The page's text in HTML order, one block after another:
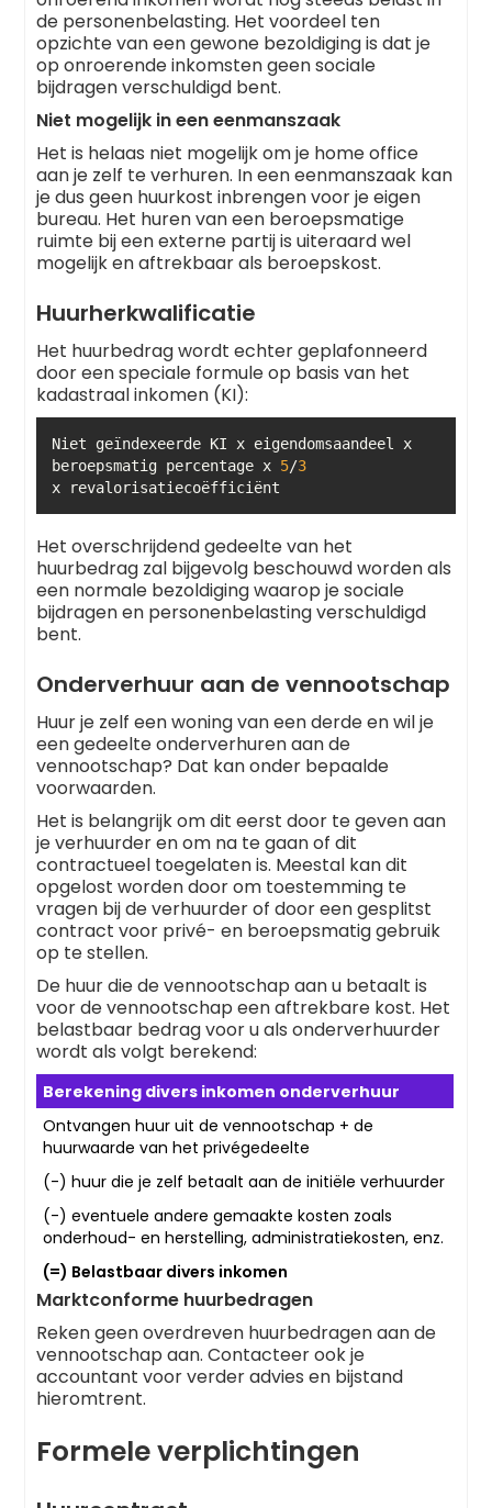
de personenbelasting. Het voordeel ten
opzichte van een gewone bezoldiging is dat je
op onroerende inkomsten geen sociale
bijdragen verschuldigd bent.
Niet mogelijk in een eenmanszaak
Het is helaas niet mogelijk om je home office
aan je zelf te verhuren. In een eenmanszaak kan
je dus geen huurkost inbrengen voor je eigen
bureau. Het huren van een beroepsmatige
ruimte bij een externe partij is uiteraard wel
mogelijk en aftrekbaar als beroepskost.
Huurherkwalificatie
Het huurbedrag wordt echter geplafonneerd
door een speciale formule op basis van het
kadastraal inkomen (KI):
Niet geïndexeerde KI x eigendomsaandeel x
beroepsmatig percentage x 5/3
x revalorisatiecoëfficiënt
Het overschrijdend gedeelte van het
huurbedrag zal bijgevolg beschouwd worden als
een normale bezoldiging waarop je sociale
bijdragen en personenbelasting verschuldigd
bent.
Onderverhuur aan de vennootschap
Huur je zelf een woning van een derde en wil je
een gedeelte onderverhuren aan de
vennootschap? Dat kan onder bepaalde
voorwaarden.
Het is belangrijk om dit eerst door te geven aan
je verhuurder en om na te gaan of dit
contractueel toegelaten is. Meestal kan dit
opgelost worden door om toestemming te
vragen bij de verhuurder of door een gesplitst
contract voor privé- en beroepsmatig gebruik
op te stellen.
De huur die de vennootschap aan u betaalt is
voor de vennootschap een aftrekbare kost. Het
belastbaar bedrag voor u als onderverhuurder
wordt als volgt berekend:
Berekening divers inkomen onderverhuur
Ontvangen huur uit de vennootschap + de
huurwaarde van het privégedeelte
(-) huur die je zelf betaalt aan de initiële verhuurder
(-) eventuele andere gemaakte kosten zoals
onderhoud- en herstelling, administratiekosten, enz.
(=) Belastbaar divers inkomen
Marktconforme huurbedragen
Reken geen overdreven huurbedragen aan de
vennootschap aan. Contacteer ook je
accountant voor verder advies en bijstand
hieromtrent.
Formele verplichtingen